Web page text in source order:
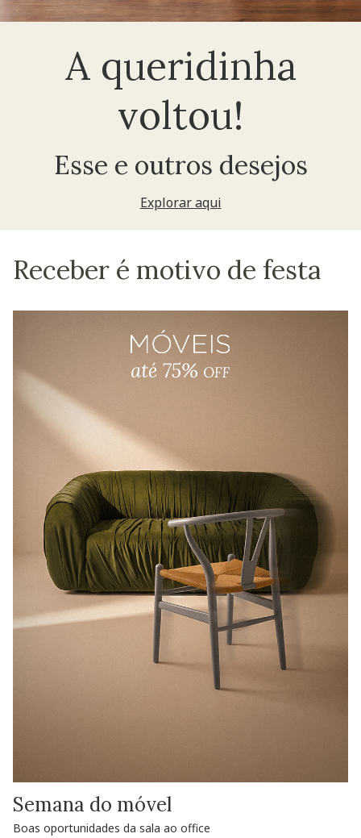
A queridinha
voltou!
Esse e outros desejos
Explorar aqui
Receber é motivo de festa
Semana do móvel
Boas oportunidades da sala ao office